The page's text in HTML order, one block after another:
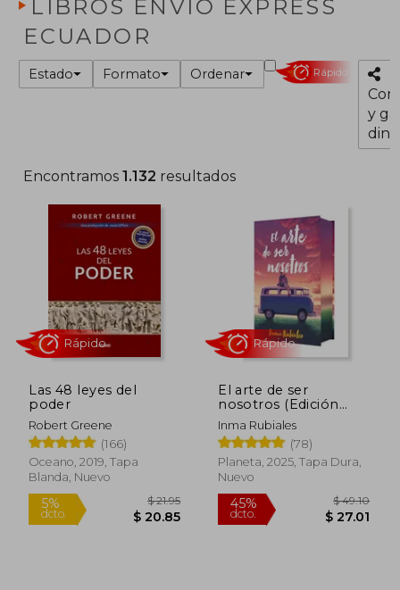
LIBROS ENVIO EXPRESS
ECUADOR
Estado Formato Ordenar Rápido
y
Encontramos1.132 resultados
Las 48 leyes del
poder
Robert Greene
(166)
Oceano, 2019, Tapa
Blanda, Nuevo
Rápido
El arte de ser
nosotros (Edición
especial)
Inma Rubiales
(78)
Planeta, 2025, Tapa Dura,
Nuevo
Rápido